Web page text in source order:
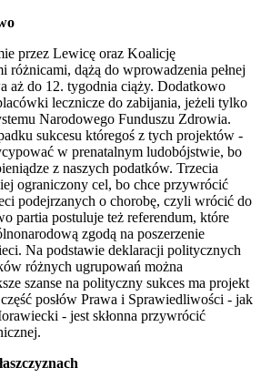
przez Lewicę oraz Koalicję
różnicami, dążą do wprowadzenia pełnej
aż do 12. tygodnia ciąży. Dodatkowo
lecznicze do zabijania, jeżeli tylko
Narodowego Funduszu Zdrowia.
sukcesu któregoś z tych projektów -
w prenatalnym ludobójstwie, bo
z naszych podatków. Trzecia
ograniczony cel, bo chce przywrócić
podejrzanych o chorobę, czyli wrócić do
partia postuluje też referendum, które
zgodą na poszerzenie
Na podstawie deklaracji politycznych
różnych ugrupowań można
szanse na polityczny sukces ma projekt
posłów Prawa i Sprawiedliwości - jak
- jest skłonna przywrócić